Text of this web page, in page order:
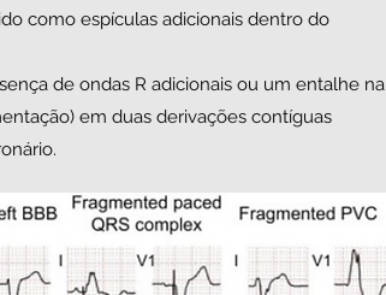
como espículas adicionais dentro do
de ondas R adicionais ou um entalhe na
em duas derivações contíguas